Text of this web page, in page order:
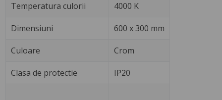
Temperatura culorii 4000 K
Dimensiuni 600 x 300 mm
Culoare Crom
Clasa de protectie IP20